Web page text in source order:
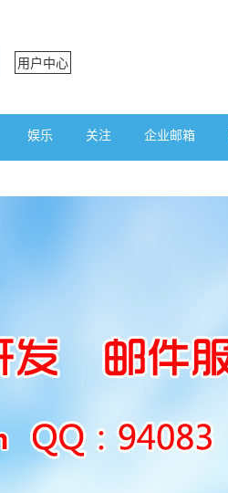
用户中心
娱乐 关注 企业邮箱